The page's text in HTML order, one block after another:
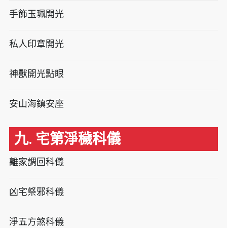
手飾玉珮開光
私人印章開光
神獸開光點眼
安山海鎮安座
九. 宅第淨穢科儀
離家調回科儀
凶宅祭邪科儀
淨五方煞科儀